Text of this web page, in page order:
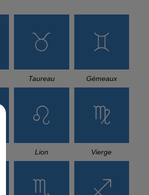
Taureau Gémeaux
Lion Vierge